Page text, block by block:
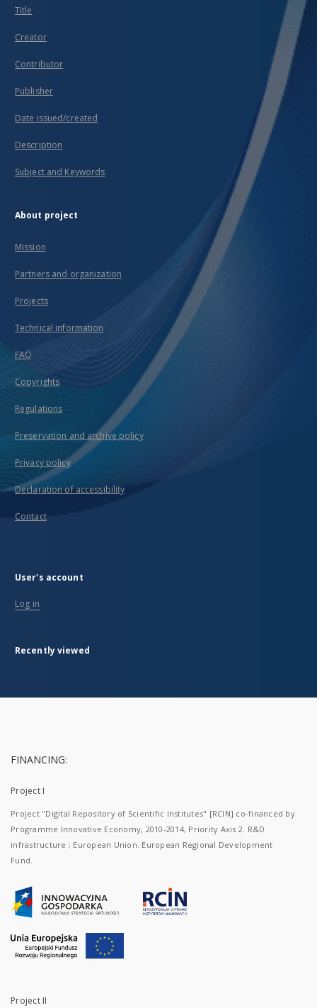
Title
Creator
Contributor
Publisher
Date issued/created
Description
Subject and Keywords
About project
Mission
Partners and organization
Projects
Technical information
FAQ
Copyrights
Regulations
Preservation and archive policy
Privacy policy
Declaration of accessibility
Contact
User's account
Log in
Recently viewed
FINANCING:
Project I
Project "Digital Repository of Scientific Institutes" [RCIN] co-financed by
Programme Innovative Economy, 2010-2014, Priority Axis 2. R&D
infrastructure ; European Union. European Regional Development
Fund.
Project II